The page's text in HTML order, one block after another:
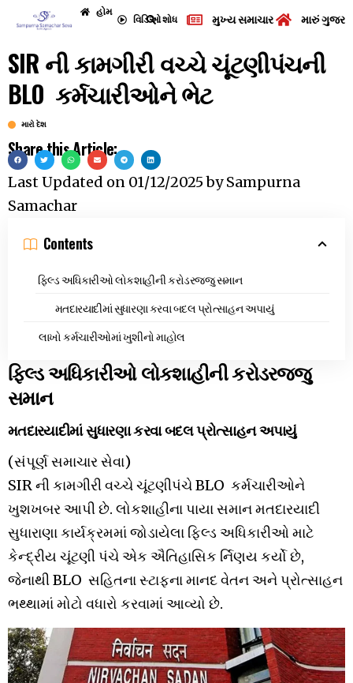
હોમ
વિડિઓશોધ મુખ્ય સમાચાર મારું
SIR ની કામગીરી વચ્ચે ચૂંટણીપંચની
BLO કર્મચારીઓને ભેટ
મારો દેશ
Share this Article:
Last Updated on 01/12/2025bySampurna
Samachar
Contents
ફિલ્ડ અધિકારીઓ લોકશાહીની કરોડરજ્જુ સમાન
મતદારયાદીમાં સુધારણા કરવા બદલ પ્રોત્સાહન અપાયું
લાખો કર્મચારીઓમાં ખુશીનો માહોલ
ફિલ્ડ અધિકારીઓ લોકશાહીની કરોડરજ્જુ
સમાન
મતદારયાદીમાં સુધારણા કરવા બદલ પ્રોત્સાહન અપાયું
(સંપૂર્ણ સમાચાર સેવા)
SIR ની કામગીરી વચ્ચે ચૂંટણીપંચે BLO કર્મચારીઓને
ખુશખબર આપી છે. લોકશાહીના પાયા સમાન મતદારયાદી
સુધારાણા કાર્યક્રમમાં જોડાયેલા ફિલ્ડ અધિકારીઓ માટે
કેન્દ્રીય ચૂંટણી પંચે એક ઐતિહાસિક ર્નિણય કર્યો છે,
જેનાથી BLO સહિતના સ્ટાફના માનદ વેતન અને પ્રોત્સાહન
ભથ્થામાં મોટો વધારો કરવામાં આવ્યો છે.